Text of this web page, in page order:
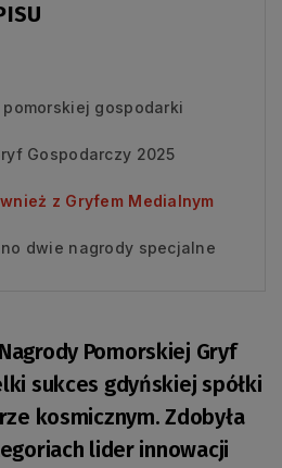
gospodarki
Gospodarczy 2025
z Gryfem Medialnym
dwie nagrody specjalne
Pomorskiej Gryf
sukces gdyńskiej spółki
kosmicznym. Zdobyła
lider innowacji